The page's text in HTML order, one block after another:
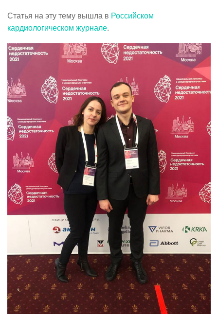
Статья на эту тему вышла в Российском
кардиологическом журнале.